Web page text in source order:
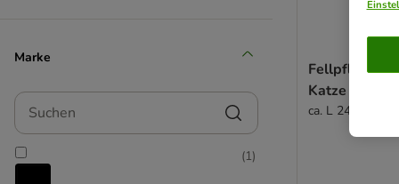
Vetriderm
Marke
Suchen
(1)
Fellpflege
Katze
ca. L 24 x B 18